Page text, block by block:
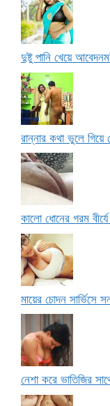
দুষ্টু পানি খেয়ে
রান্নার কথা ভুলে গিয়ে
কালো ধোনের গরম
মায়ের চোদন সার্ভিসে
নেশা করে ভাতিজির